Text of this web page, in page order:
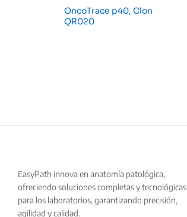
OncoTrace p40, Clon
QR020
EasyPath innova en anatomía patológica,
ofreciendo soluciones completas y tecnológicas
para los laboratorios, garantizando precisión,
agilidad y calidad.